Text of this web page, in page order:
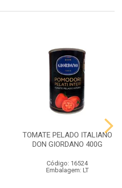
TOMATE PELADO ITALIANO
DON GIORDANO 400G
Código: 16524
Embalagem: LT